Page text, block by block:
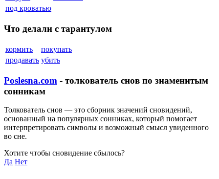
под кроватью
Что делали с тарантулом
кормить
покупать
продавать убить
Poslesna.com - толкователь снов по знаменитым
сонникам
Толкователь снов — это сборник значений сновидений,
основанный на популярных сонниках, который помогает
интерпретировать символы и возможный смысл увиденного
во сне.
Хотите чтобы сновидение сбылось?
Да Нет